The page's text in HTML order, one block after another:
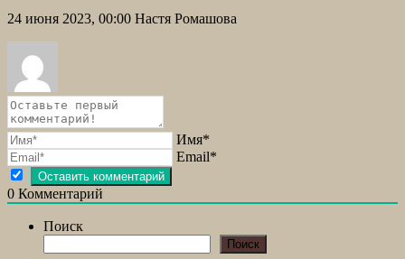
24 июня 2023, 00:00 Настя Ромашова
Имя*
Email*
0 Комментарий
Поиск
Поиск